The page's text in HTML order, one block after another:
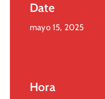
Date
mayo 15, 2025
Hora